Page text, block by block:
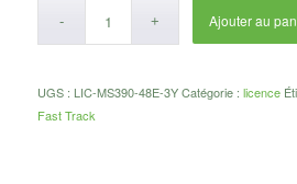
Ajouter au
UGS : LIC-MS390-48E-3Y Catégorie : licence
Fast Track